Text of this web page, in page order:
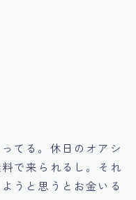
てる。休日のオアシ
で来られるし。それ
うと思うとお金いる